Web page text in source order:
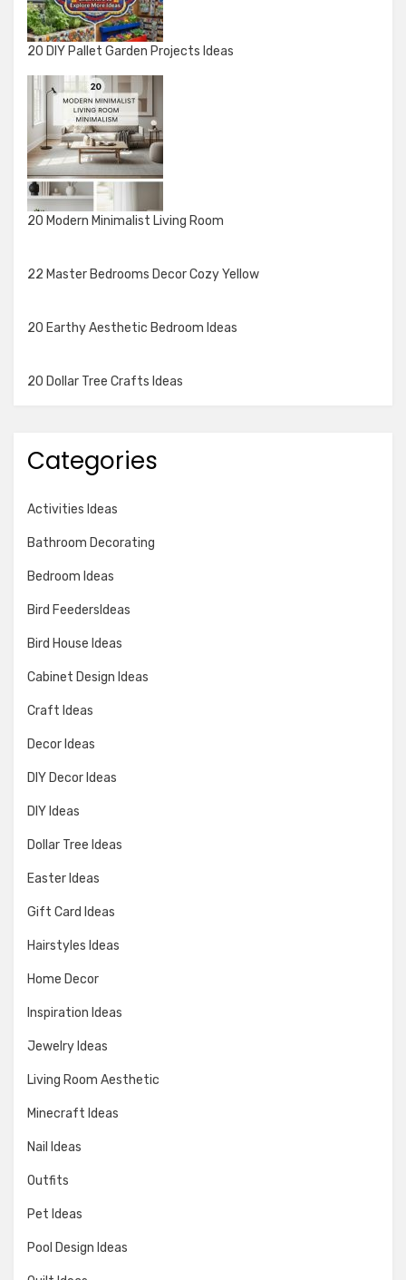
20 DIY Pallet Garden Projects Ideas
20 Modern Minimalist Living Room
22 Master Bedrooms Decor Cozy Yellow
20 Earthy Aesthetic Bedroom Ideas
20 Dollar Tree Crafts Ideas
Categories
Activities Ideas
Bathroom Decorating
Bedroom Ideas
Bird FeedersIdeas
Bird House Ideas
Cabinet Design Ideas
Craft Ideas
Decor Ideas
DIY Decor Ideas
DIY Ideas
Dollar Tree Ideas
Easter Ideas
Gift Card Ideas
Hairstyles Ideas
Home Decor
Inspiration Ideas
Jewelry Ideas
Living Room Aesthetic
Minecraft Ideas
Nail Ideas
Outfits
Pet Ideas
Pool Design Ideas